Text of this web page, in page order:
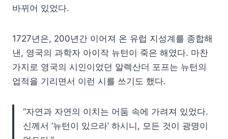
바뀌어 있었다.
1727년은, 200년간 이어져 온 유럽 지성계를 종합해
낸, 영국의 과학자 아이작 뉴턴이 죽은 해였다. 마찬
가지로 영국의 시인이었던 알렉산더 포프는 뉴턴의
업적을 기리면서 이런 시를 쓰기도 했다.
“자연과 자연의 이치는 어둠 속에 가려져 있었다.
신께서 ‘뉴턴이 있으라’ 하시니, 모든 것이 광명이